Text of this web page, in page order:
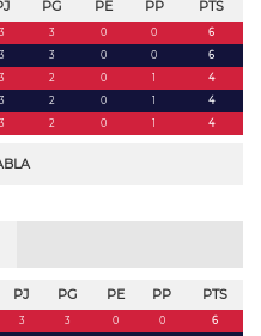
PG PE PP PTS
3 3 0 0
6
3 3 0 0
6
3 2 0 1
4
3 2 0 1
4
3 2 0 1 4
PJ PG PE PP PTS
3 3 0 0
6